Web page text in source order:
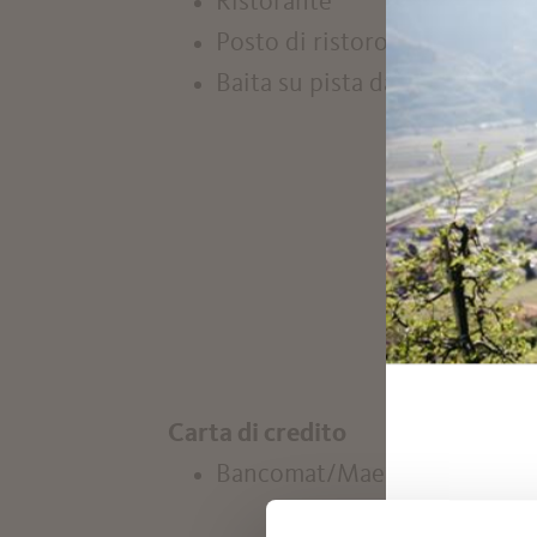
Posto di ristoro
Baita su pista da sci
Carta di credito
Bancomat/Maestro